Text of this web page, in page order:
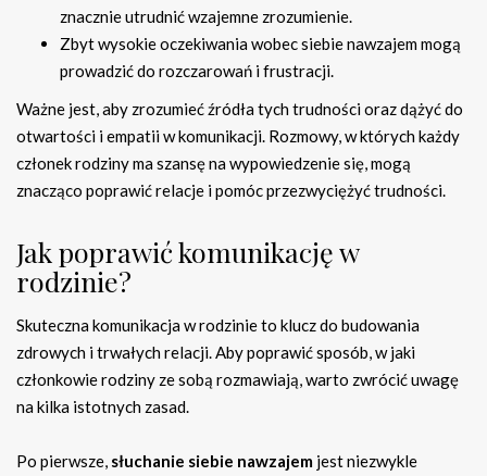
znacznie utrudnić wzajemne zrozumienie.
Zbyt wysokie oczekiwania wobec siebie nawzajem mogą
prowadzić do rozczarowań i frustracji.
Ważne jest, aby zrozumieć źródła tych trudności oraz dążyć do
otwartości i empatii w komunikacji. Rozmowy, w których każdy
członek rodziny ma szansę na wypowiedzenie się, mogą
znacząco poprawić relacje i pomóc przezwyciężyć trudności.
Jak poprawić komunikację w
rodzinie?
Skuteczna komunikacja w rodzinie to klucz do budowania
zdrowych i trwałych relacji. Aby poprawić sposób, w jaki
członkowie rodziny ze sobą rozmawiają, warto zwrócić uwagę
na kilka istotnych zasad.
Po pierwsze, słuchanie siebie nawzajem jest niezwykle